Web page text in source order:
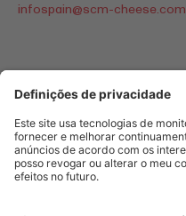
infospain@scm-cheese.com